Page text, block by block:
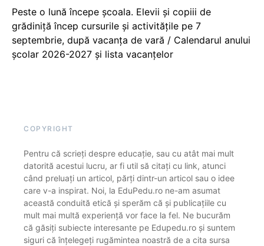
Peste o lună începe școala. Elevii și copiii de
grădiniță încep cursurile și activitățile pe 7
septembrie, după vacanța de vară / Calendarul anului
școlar 2026-2027 și lista vacanțelor
COPYRIGHT
Pentru că scrieți despre educație, sau cu atât mai mult
datorită acestui lucru, ar fi util să citați cu link, atunci
când preluați un articol, părți dintr-un articol sau o idee
care v-a inspirat. Noi, la EduPedu.ro ne-am asumat
această conduită etică și sperăm că și publicațiile cu
mult mai multă experiență vor face la fel. Ne bucurăm
că găsiți subiecte interesante pe Edupedu.ro și suntem
siguri că înțelegeți rugămintea noastră de a cita sursa